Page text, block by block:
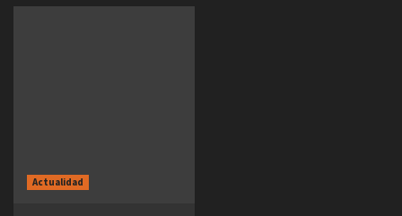
Actualidad